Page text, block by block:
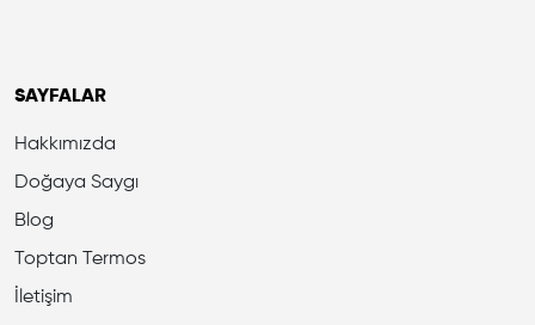
SAYFALAR
Hakkımızda
Doğaya Saygı
Blog
Toptan Termos
İletişim